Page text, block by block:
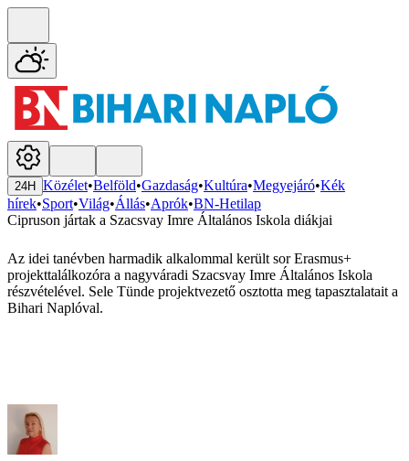
24H Közélet•Belföld•Gazdaság•Kultúra•Megyejáró•Kék
hírek•Sport•Világ•Állás•Aprók•BN-Hetilap
Cipruson jártak a Szacsvay Imre Általános Iskola diákjai
Az idei tanévben harmadik alkalommal került sor Erasmus+
projekttalálkozóra a nagyváradi Szacsvay Imre Általános Iskola
részvételével. Sele Tünde projektvezető osztotta meg tapasztalatait a
Bihari Naplóval.